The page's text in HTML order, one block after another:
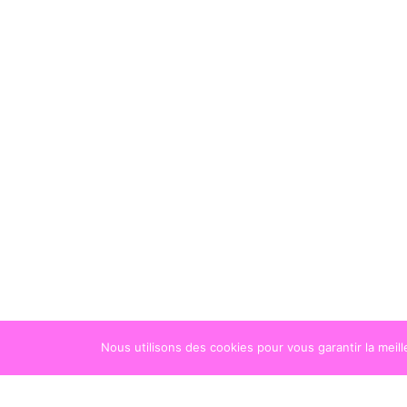
Nous utilisons des cookies pour vous garantir la